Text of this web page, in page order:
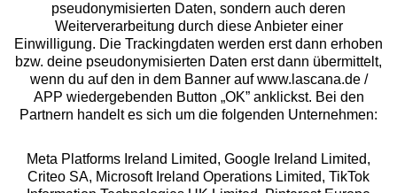
Über uns
Rechtliches
pseudonymisierten Daten, sondern auch deren
Weiterverarbeitung durch diese Anbieter einer
Einwilligung. Die Trackingdaten werden erst dann erhoben
bzw. deine pseudonymisierten Daten erst dann übermittelt,
wenn du auf den in dem Banner auf www.lascana.de /
APP wiedergebenden Button „OK” anklickst. Bei den
Partnern handelt es sich um die folgenden Unternehmen:
Meta Platforms Ireland Limited, Google Ireland Limited,
Criteo SA, Microsoft Ireland Operations Limited, TikTok